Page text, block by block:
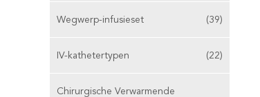
Wegwerp-infusieset (39)
IV-kathetertypen (22)
Chirurgische Verwarmende